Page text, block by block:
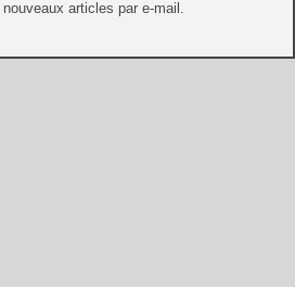
articles par e-mail.